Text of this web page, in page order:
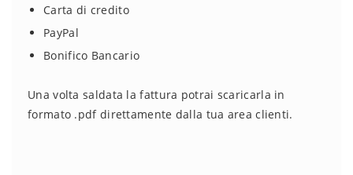
Carta di credito
PayPal
Bonifico Bancario
Una volta saldata la fattura potrai scaricarla in
formato .pdf direttamente dalla tua area clienti.